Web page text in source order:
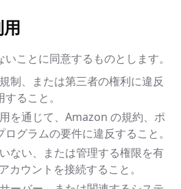
ことに同意するものとします。
制、または第三者の権利に違反
ること。
を通じて、Amazon の規約、ポ
グラムの要件に違反すること。
ない、または管理する権限を有
カウントを接続すること。